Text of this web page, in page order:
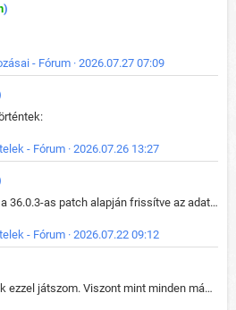
)
- Fórum · 2026.07.27 07:09
- Fórum · 2026.07.26 13:27
Kártya változások a 36.0.3-as patch alapján frissítve az adatbázisban (képek is cserélve).
- Fórum · 2026.07.22 09:12
Amióta bejött, csak ezzel játszom. Viszont mint minden más - akár az alapjáték is, ez is baromira összetett lett. Néha már pár kör után is esélytelen az egész. Vagy irreállisan túltápol valaki, vagy lelép a partner, vagy csak hülye mint a segg. És amikor eljönne az én időm, na akkor jön el mindenki másé is. Engem jobban érdekelne, hogy ki milyen ratingen szokott játszani. Na ez lenne egy érdekes adat.